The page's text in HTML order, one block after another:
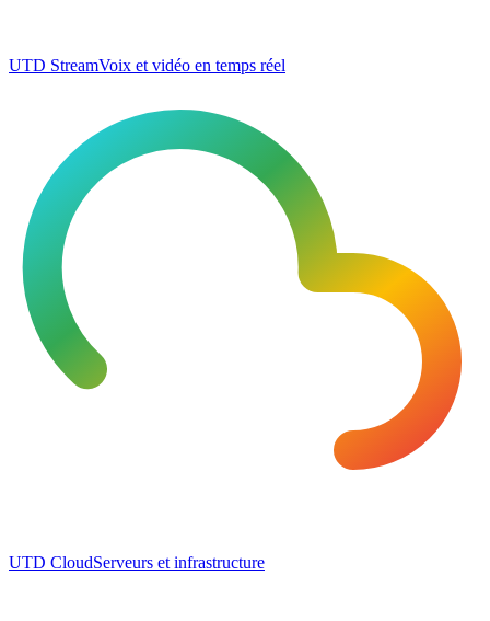
UTD StreamVoix et vidéo en temps réel
UTD CloudServeurs et infrastructure